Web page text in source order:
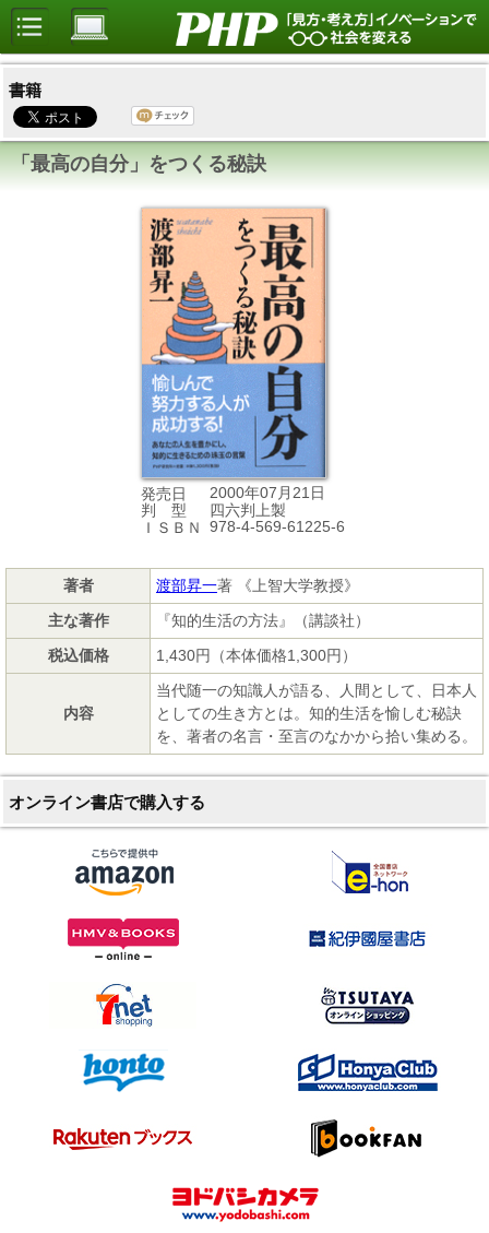
書籍
「最高の自分」をつくる秘訣
発売日
2000年07月21日
判 型
四六判上製
ＩＳＢＮ
978-4-569-61225-6
著者 渡部昇一著 《上智大学教授》
主な著作
『知的生活の方法』（講談社）
税込価格
1,430円（本体価格1,300円）
内容
当代随一の知識人が語る、人間として、日本人
としての生き方とは。知的生活を愉しむ秘訣
を、著者の名言・至言のなかから拾い集める。
オンライン書店で購入する